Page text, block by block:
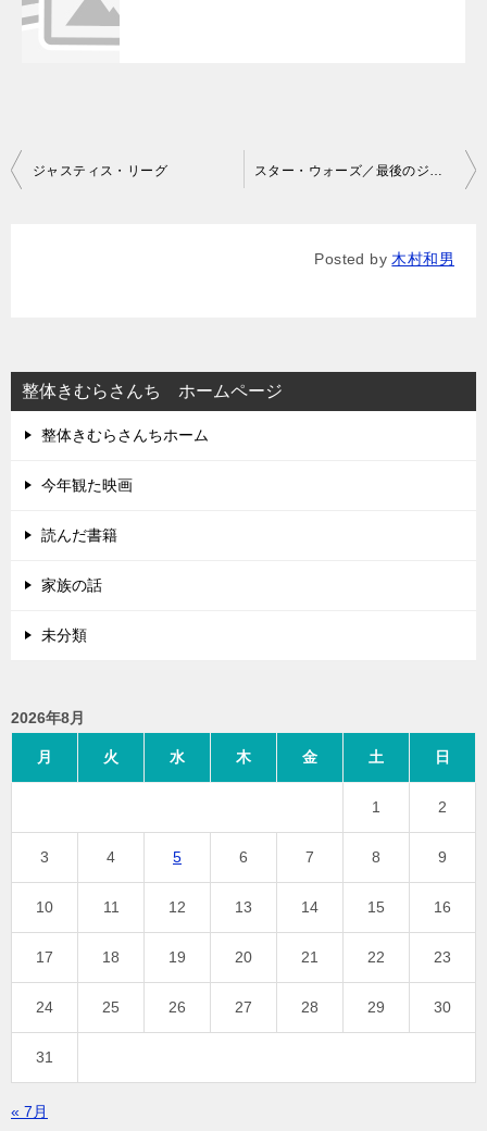
投
シ
ョ
ン
ジャスティス・リーグ スター・ウォーズ／最後のジェダイ
Posted by 木村和男
整体きむらさんち ホームページ
整体きむらさんちホーム
今年観た映画
読んだ書籍
家族の話
未分類
2026年8月
月 火 水 木 金 土 日
1 2
3 4 5 6 7 8 9
10 11 12 13 14 15 16
17 18 19 20 21 22 23
24 25 26 27 28 29 30
31
« 7月